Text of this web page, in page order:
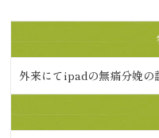
外来にてipadの無痛分娩の